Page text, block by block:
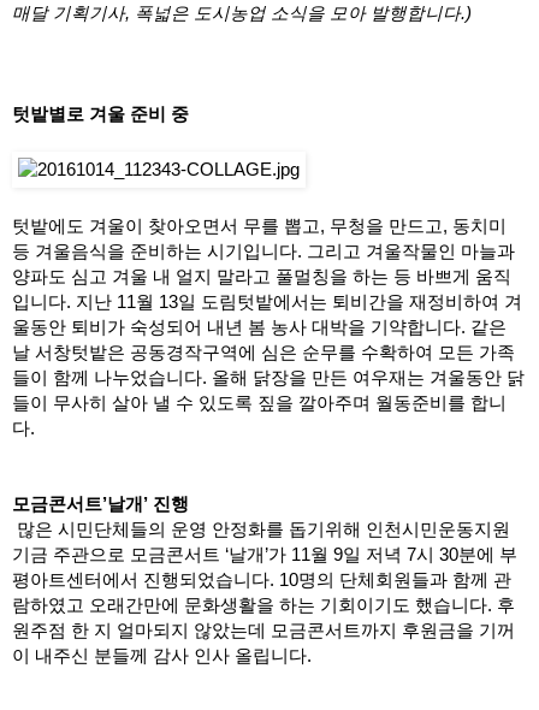
매달 기획기사, 폭넓은 도시농업 소식을 모아 발행합니다.)
텃밭별로 겨울 준비 중
텃밭에도 겨울이 찾아오면서 무를 뽑고, 무청을 만드고, 동치미
등 겨울음식을 준비하는 시기입니다. 그리고 겨울작물인 마늘과
양파도 심고 겨울 내 얼지 말라고 풀멀칭을 하는 등 바쁘게 움직
입니다. 지난 11월 13일 도림텃밭에서는 퇴비간을 재정비하여 겨
울동안 퇴비가 숙성되어 내년 봄 농사 대박을 기약합니다. 같은
날 서창텃밭은 공동경작구역에 심은 순무를 수확하여 모든 가족
들이 함께 나누었습니다. 올해 닭장을 만든 여우재는 겨울동안 닭
들이 무사히 살아 낼 수 있도록 짚을 깔아주며 월동준비를 합니
다.
모금콘서트’날개’ 진행
많은 시민단체들의 운영 안정화를 돕기위해 인천시민운동지원
기금 주관으로 모금콘서트 ‘날개’가 11월 9일 저녁 7시 30분에 부
평아트센터에서 진행되었습니다. 10명의 단체회원들과 함께 관
람하였고 오래간만에 문화생활을 하는 기회이기도 했습니다. 후
원주점 한 지 얼마되지 않았는데 모금콘서트까지 후원금을 기꺼
이 내주신 분들께 감사 인사 올립니다.